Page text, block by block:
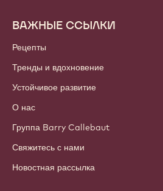
Footer
Callebaut
ВАЖНЫЕ ССЫЛКИ
Рецепты
Тренды и вдохновение
Устойчивое развитие
О нас
Группа Barry Callebaut
Свяжитесь с нами
Новостная рассылка